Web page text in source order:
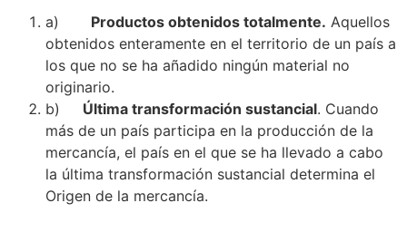
a)
Productos obtenidos totalmente. Aquellos
obtenidos enteramente en el territorio de un país a
los que no se ha añadido ningún material no
originario.
b)
Última transformación sustancial. Cuando
más de un país participa en la producción de la
mercancía, el país en el que se ha llevado a cabo
la última transformación sustancial determina el
Origen de la mercancía.